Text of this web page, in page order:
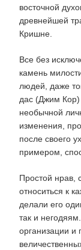
восточной
древнейшей
Кришне.
Все без
камень
людей, даже
дас (Джим Кор)
необычной
изменения,
после своего
примером,
Простой нрав,
относиться к
делали его
так и
организации